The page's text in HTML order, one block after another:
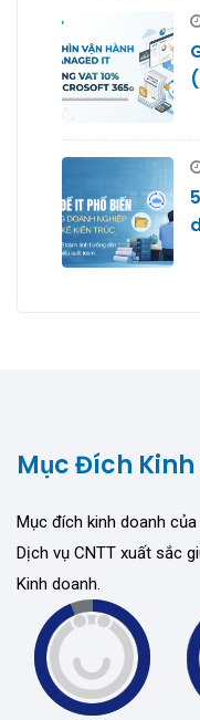
Mục Đích
Mục đích kinh doanh
Dịch vụ CNTT xuất sắc
Kinh doanh.